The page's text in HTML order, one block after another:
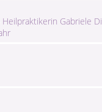
Gabriele